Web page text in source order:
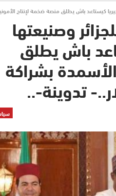
باش يطلق منصة ضخمة لإنتاج الأمونياك والأسمدة
وصنيعتها
باش يطلق
بشراكة